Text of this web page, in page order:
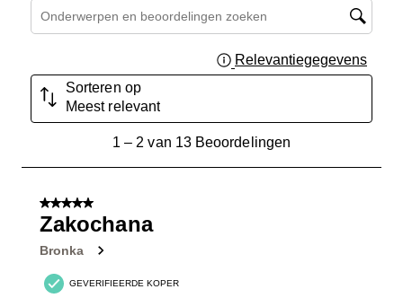
Onderwerpen en beoordelingen zoeken per regio
Relevantiegegevens
Sorteren op
Meest relevant
van
Beoordelingen.
1 – 2 van 13 Beoordelingen
5 van 5 sterren.
Zakochana
Bronka
GEVERIFIEERDE KOPER